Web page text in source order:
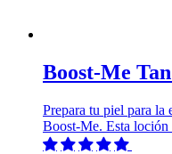
Boost-Me
Prepara tu piel para
Boost-Me. Esta